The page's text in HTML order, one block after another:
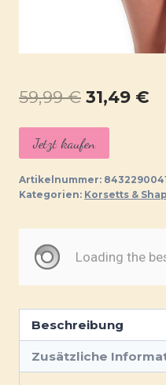
59,99€
Preis
war:
59,99 €
31,49 €
Jetzt kaufen
Artikelnummer:
Kategorien: Korsetts &
Beschreibung
Zusätzliche